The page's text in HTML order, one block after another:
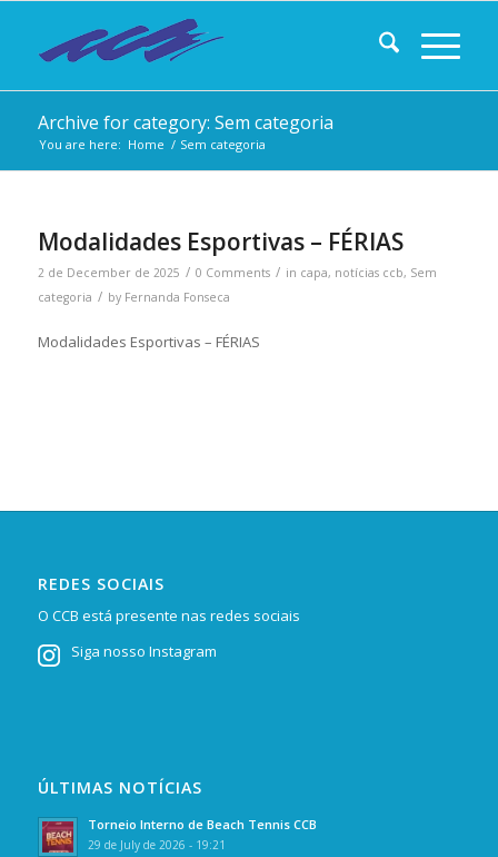
Archive for category: Sem categoria
You are here: Home / Sem categoria
Modalidades Esportivas – FÉRIAS
2 de December de 2025 / 0 Comments / in capa, notícias ccb, Sem
categoria / by Fernanda Fonseca
Modalidades Esportivas – FÉRIAS
REDES SOCIAIS
O CCB está presente nas redes sociais
Siga nosso Instagram
ÚLTIMAS NOTÍCIAS
Torneio Interno de Beach Tennis CCB
29 de July de 2026 - 19:21